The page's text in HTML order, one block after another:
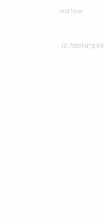
Text Size
(c) Abteilung